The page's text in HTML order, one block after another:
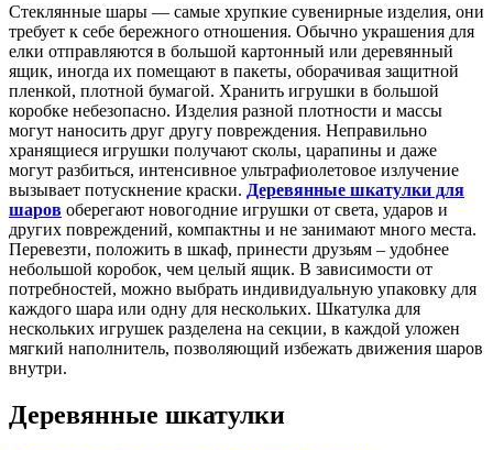
Стеклянные шары — самые хрупкие сувенирные изделия, они
требует к себе бережного отношения. Обычно украшения для
елки отправляются в большой картонный или деревянный
ящик, иногда их помещают в пакеты, оборачивая защитной
пленкой, плотной бумагой. Хранить игрушки в большой
коробке небезопасно. Изделия разной плотности и массы
могут наносить друг другу повреждения. Неправильно
хранящиеся игрушки получают сколы, царапины и даже
могут разбиться, интенсивное ультрафиолетовое излучение
вызывает потускнение краски. Деревянные шкатулки для
шаров оберегают новогодние игрушки от света, ударов и
других повреждений, компактны и не занимают много места.
Перевезти, положить в шкаф, принести друзьям – удобнее
небольшой коробок, чем целый ящик. В зависимости от
потребностей, можно выбрать индивидуальную упаковку для
каждого шара или одну для нескольких. Шкатулка для
нескольких игрушек разделена на секции, в каждой уложен
мягкий наполнитель, позволяющий избежать движения шаров
внутри.
Деревянные шкатулки